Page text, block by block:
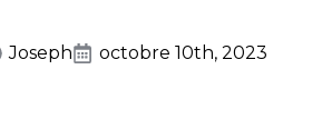
Joseph octobre 10th, 2023